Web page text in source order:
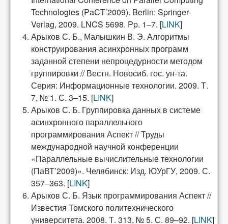
Technologies (PaCT’2009). Berlin: Springer-
Verlag, 2009. LNCS 5698. Pp. 1–7. [LINK]
Арыков С. Б., Малышкин В. Э. Алгоритмы
конструирования асинхрон­ных программ
заданной степени непроцедурности методом
группировки // Вестн. Новосиб. гос. ун-та.
Серия: Информационные технологии. 2009. Т.
7, № 1. С. 3–15. [LINK]
Арыков С. Б. Группировка данных в системе
асинхронного параллельного
программирования Аспект // Труды
международной научной конференции
«Параллельные вычислительные технологии
(ПаВТ’2009)». Челябинск: Изд. ЮУрГУ, 2009. С.
357–363. [LINK]
Арыков С. Б. Язык программирования Аспект //
Известия Томского поли­технического
университета. 2008. Т. 313, № 5. С. 89–92. [LINK]